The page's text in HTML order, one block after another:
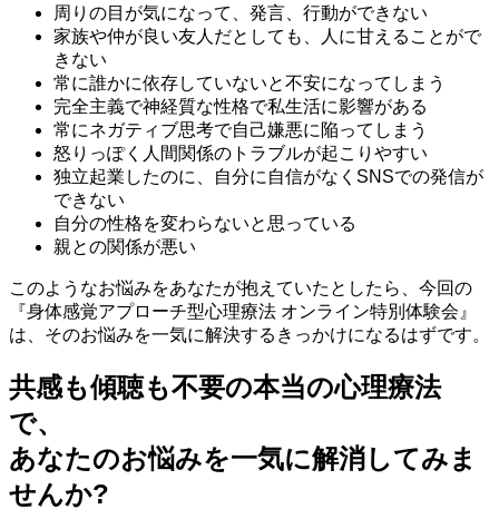
周りの目が気になって、発言、行動ができない
家族や仲が良い友人だとしても、人に甘えることがで
きない
常に誰かに依存していないと不安になってしまう
完全主義で神経質な性格で私生活に影響がある
常にネガティブ思考で自己嫌悪に陥ってしまう
怒りっぽく人間関係のトラブルが起こりやすい
独立起業したのに、自分に自信がなくSNSでの発信が
できない
自分の性格を変わらないと思っている
親との関係が悪い
このようなお悩みをあなたが抱えていたとしたら、今回の
『身体感覚アプローチ型心理療法 オンライン特別体験会』
は、そのお悩みを一気に解決するきっかけになるはずです。
共感も傾聴も不要の本当の心理療法
で、
あなたのお悩みを一気に解消してみま
せんか?